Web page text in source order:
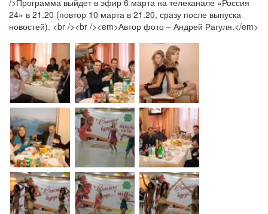
/>Программа выйдет в эфир 6 марта на телеканале «Россия
24» в 21.20 (повтор 10 марта в 21.20, сразу после выпуска
новостей). <br /><br /><em>Автор фото – Андрей Рагуля.</em>